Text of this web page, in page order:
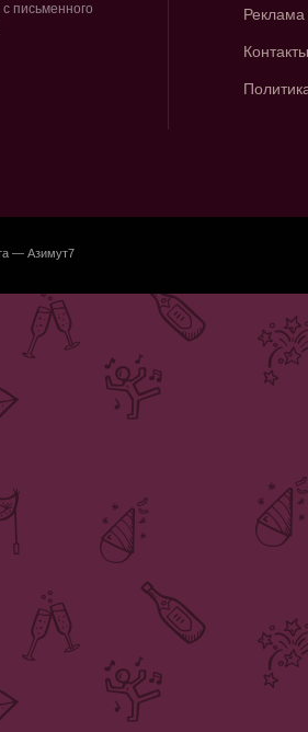
письменного
Реклама
Контакты
— Азимут7